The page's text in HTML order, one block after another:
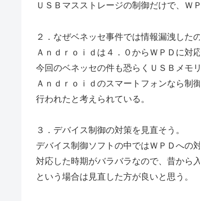
ＵＳＢマスストレージの制御だけで、Ｗ
２．なぜベネッセ事件では情報漏洩した
Ａｎｄｒｏｉｄは４．０からＷＰＤに対
今回のベネッセの件も恐らくＵＳＢメモ
Ａｎｄｒｏｉｄのスマートフォンなら制
行われたと考えられている。
３．デバイス制御の対策を見直そう。
デバイス制御ソフトの中ではＷＰＤへの
対応した時期がバラバラなので、昔から
という場合は見直した方が良いと思う。